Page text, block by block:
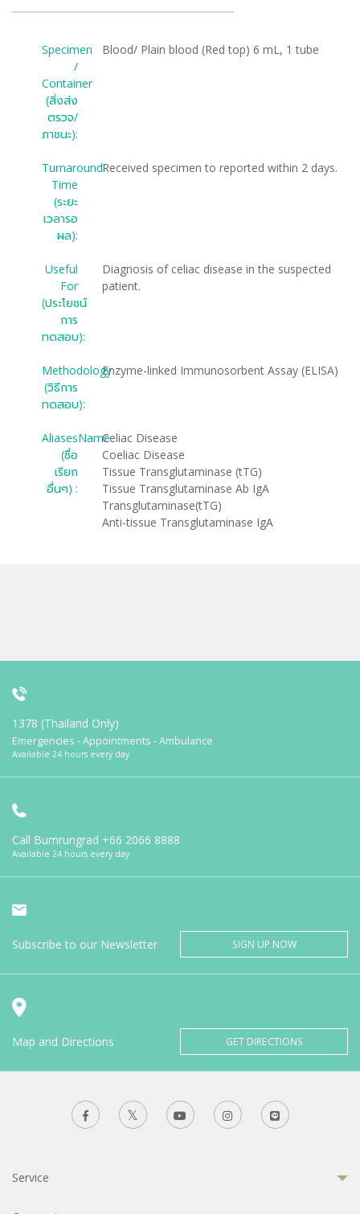
Specimen
/
Container
(สิ่งส่ง
ตรวจ/
ภาชนะ):
Blood/ Plain blood (Red top) 6 mL, 1 tube
Turnaround
Time
(ระยะ
เวลารอ
ผล):
Received specimen to reported within 2 days.
Useful
For
(ประโยชน์
การ
ทดสอบ):
Diagnosis of celiac disease in the suspected
patient.
Methodology
(วิธีการ
ทดสอบ):
Enzyme-linked Immunosorbent Assay (ELISA)
AliasesName
(ชื่อ
เรียก
อื่นๆ) :
Celiac Disease
Coeliac Disease
Tissue Transglutaminase (tTG)
Tissue Transglutaminase Ab IgA
Transglutaminase(tTG)
Anti-tissue Transglutaminase IgA
1378 (Thailand Only)
Emergencies - Appointments - Ambulance
Available 24 hours every day
Call Bumrungrad +66 2066 8888
Available 24 hours every day
Subscribe to our Newsletter SIGN UP NOW
Map and Directions GET DIRECTIONS
Service